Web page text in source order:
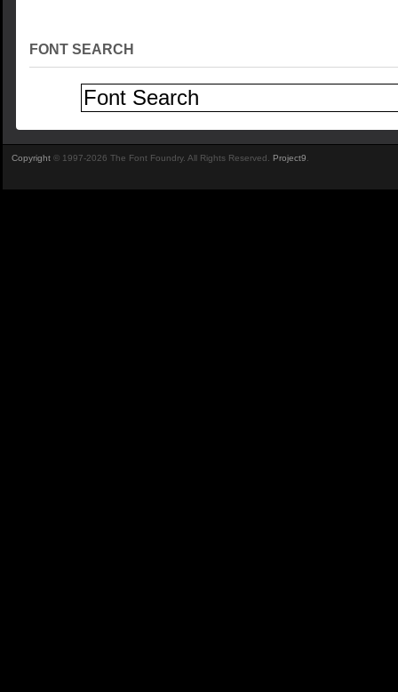
FONT SEARCH
Copyright © 1997-2026 The Font Foundry. All Rights Reserved. Project9